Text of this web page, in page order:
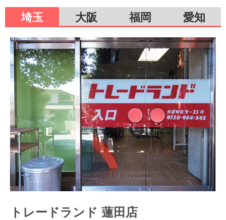
埼玉 大阪 福岡 愛知
トレードランド 蓮田店